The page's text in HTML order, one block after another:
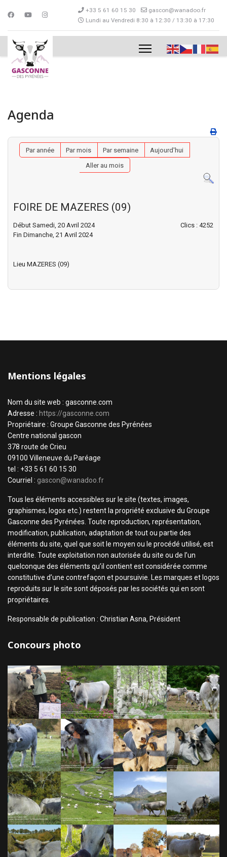
+33 5 61 60 15 30
gascon@wanadoo.fr
Lundi au Vendredi 8:30 à 12:30 / 13:30 à 17:30
Agenda
Par année Par mois Par semaine
Aujourd'hui
Aller au mois
FOIRE DE MAZERES (09)
Début Samedi, 20 Avril 2024
Fin Dimanche, 21 Avril 2024
Clics : 4252
Lieu MAZERES (09)
Mentions légales
Nom du site web : gasconne.com
Adresse : https://gasconne.com
Propriétaire : Groupe Gasconne des Pyrénées
Centre national gascon
378 route de Crieu
09100 Villeneuve du Paréage
tel : +33 5 61 60 15 30
Courriel : gascon@wanadoo.fr
Tous les éléments accessibles sur le site (textes, images,
graphismes, logos etc.) restent la propriété exclusive du Groupe
Gasconne des Pyrénées. Toute reproduction, représentation,
modification, publication, adaptation de tout ou partie des
éléments du site, quel que soit le moyen ou le procédé utilisé, est
interdite. Toute exploitation non autorisée du site ou de l’un
quelconque des éléments qu’il contient est considérée comme
constitutive d’une contrefaçon et poursuivie. Les marques et logos
reproduits sur le site sont déposés par les sociétés qui en sont
propriétaires.
Responsable de publication : Christian Asna, Président
Concours photo